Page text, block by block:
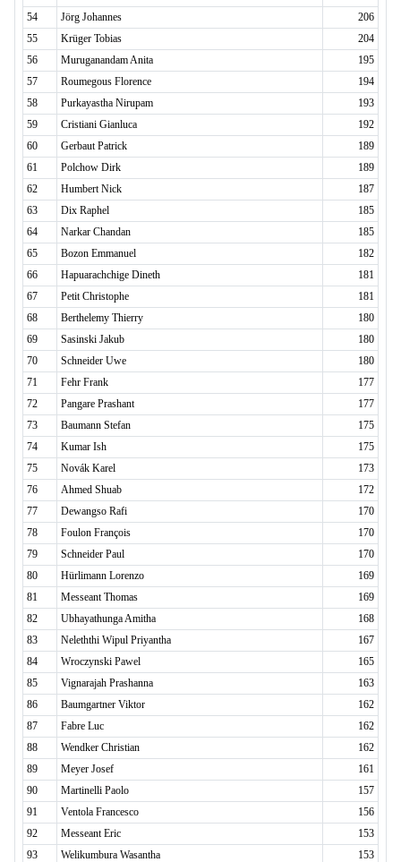
54
Jörg Johannes
206
55
Krüger Tobias
204
56
Muruganandam Anita
195
57
Roumegous Florence
194
58
Purkayastha Nirupam
193
59
Cristiani Gianluca
192
60
Gerbaut Patrick
189
61
Polchow Dirk
189
62
Humbert Nick
187
63
Dix Raphel
185
64
Narkar Chandan
185
65
Bozon Emmanuel
182
66
Hapuarachchige Dineth
181
67
Petit Christophe
181
68
Berthelemy Thierry
180
69
Sasinski Jakub
180
70
Schneider Uwe
180
71
Fehr Frank
177
72
Pangare Prashant
177
73
Baumann Stefan
175
74
Kumar Ish
175
75
Novák Karel
173
76
Ahmed Shuab
172
77
Dewangso Rafi
170
78
Foulon François
170
79
Schneider Paul
170
80
Hürlimann Lorenzo
169
81
Messeant Thomas
169
82
Ubhayathunga Amitha
168
83
Neleththi Wipul Priyantha
167
84
Wroczynski Pawel
165
85
Vignarajah Prashanna
163
86
Baumgartner Viktor
162
87
Fabre Luc
162
88
Wendker Christian
162
89
Meyer Josef
161
90
Martinelli Paolo
157
91
Ventola Francesco
156
92
Messeant Eric
153
93
Welikumbura Wasantha
153